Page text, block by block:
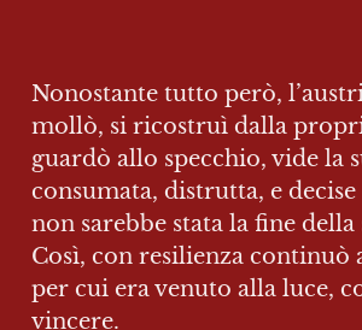
Nonostante tutto però,
mollò, si ricostruì dalla
guardò allo specchio, vide la
consumata, distrutta, e
non sarebbe stata la fine della
Così, con resilienza continuò
per cui era venuto alla luce,
vincere.